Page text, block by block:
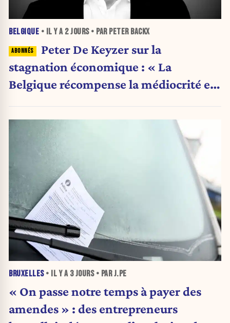
BELGIQUE • IL Y A 2 JOURS• PAR PETER BACKX
Peter De Keyzer sur la
stagnation économique : « La
Belgique récompense la médiocrité et
BRUXELLES• IL Y A 3 JOURS• PAR J.PE
« On passe notre temps à payer des
amendes » : des entrepreneurs